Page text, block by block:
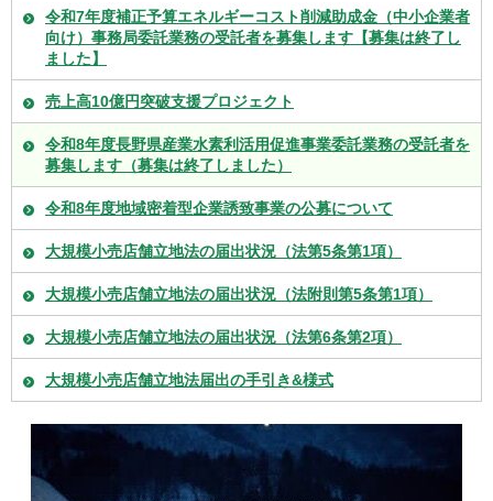
令和7年度補正予算エネルギーコスト削減助成金（中小企業者
向け）事務局委託業務の受託者を募集します【募集は終了し
ました】
売上高10億円突破支援プロジェクト
令和8年度長野県産業水素利活用促進事業委託業務の受託者を
募集します（募集は終了しました）
令和8年度地域密着型企業誘致事業の公募について
大規模小売店舗立地法の届出状況（法第5条第1項）
大規模小売店舗立地法の届出状況（法附則第5条第1項）
大規模小売店舗立地法の届出状況（法第6条第2項）
大規模小売店舗立地法届出の手引き&様式